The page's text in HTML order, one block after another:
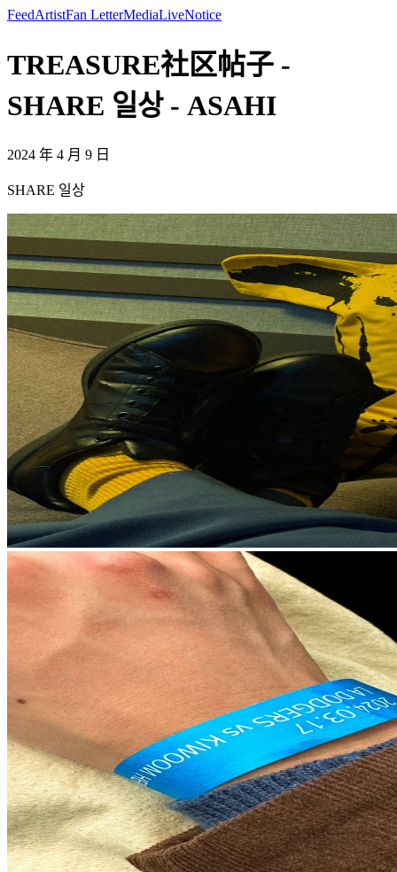
FeedArtistFan LetterMediaLiveNotice
TREASURE社区帖子 -
SHARE 일상 - ASAHI
2024 年 4 月 9 日
SHARE 일상